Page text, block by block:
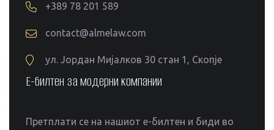
+389 78 201 589
contact@almelaw.com
ул. Јордан Мијалков 30 стан 1, Скопје
Е-билтен за модерни компании
Претплати се на нашиот е-билтен и биди во